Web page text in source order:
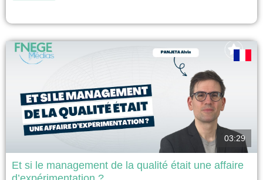
voir
03:29
Et si le management de la qualité était une affaire